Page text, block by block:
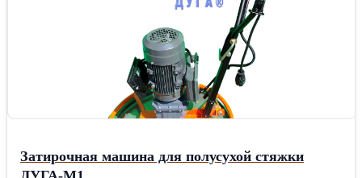
гидроаккумулятора и фильтров. Обслуживать скважину теперь
можно в полный рост, а не «на корточках». ✅ Долговечность.
Срок службы такого кессона — более 50 лет. Поставили и
Пишите в комментариях или в директ, проконсультируем!
Затирочная машина для полусухой стяжки